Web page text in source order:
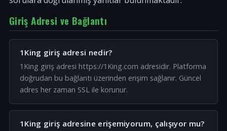
Giriş Adresi ve Bağlantı
1King giriş adresi nedir?
1King giriş adresi https://1King.com adresidir. Platforma
doğrudan bu bağlantı üzerinden erişim sağlanır. Güncel
adres her zaman SSL ile korunur.
1King giriş adresine erişemiyorum, çalışıyor mu?